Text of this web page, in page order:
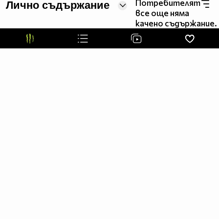
Лично съдържание
Потребителят
все още няма
качено съдържание.